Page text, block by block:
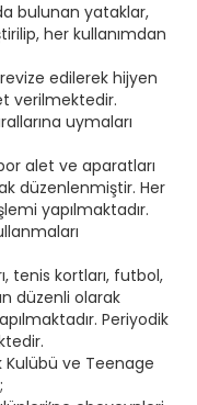
bulunan yataklar,
her kullanımdan
edilerek hijyen
verilmektedir.
uymaları
alet ve aparatları
düzenlenmiştir. Her
yapılmaktadır.
tenis kortları, futbol,
düzenli olarak
Periyodik
Kulübü ve Teenage